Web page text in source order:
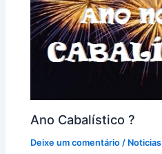
Ano Cabalístico ?
Deixe um comentário / Noticias